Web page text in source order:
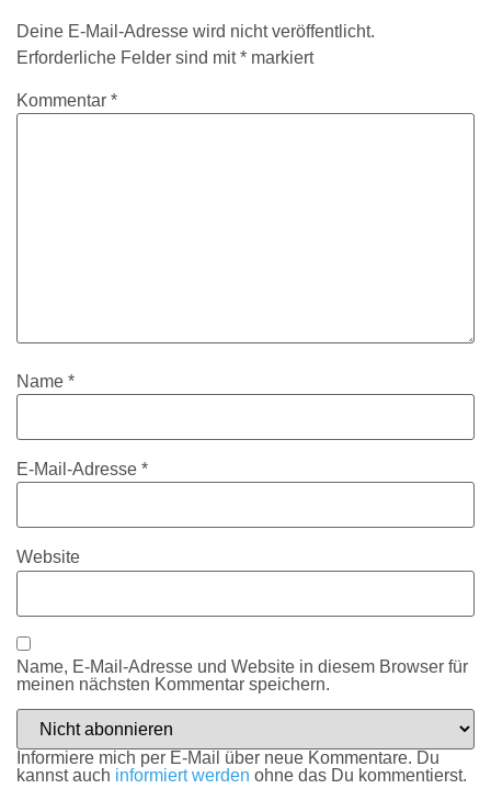
Deine E-Mail-Adresse wird nicht veröffentlicht.
Erforderliche Felder sind mit* markiert
Kommentar *
Name *
E-Mail-Adresse *
Website
Name, E-Mail-Adresse und Website in diesem Browser für
meinen nächsten Kommentar speichern.
Informiere mich per E-Mail über neue Kommentare. Du
kannst auch informiert werden ohne das Du kommentierst.